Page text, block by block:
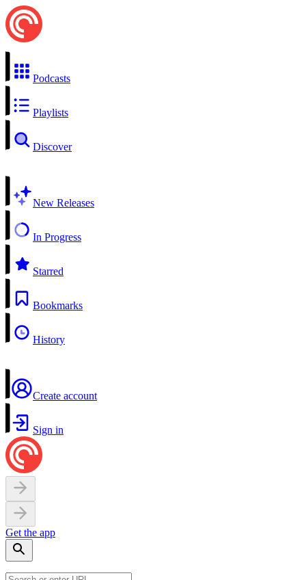
Podcasts
Playlists
Discover
New Releases
In Progress
Starred
Bookmarks
History
Create account
Sign in
Get the app